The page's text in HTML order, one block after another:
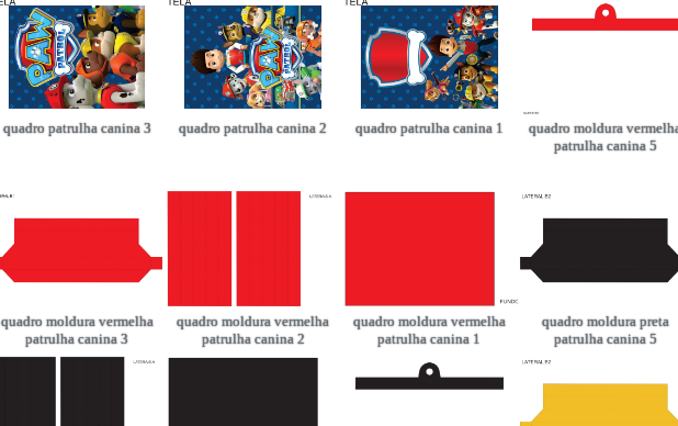
quadro patrulha canina 3 quadro patrulha canina 2 quadro patrulha canina 1
quadro moldura
patrulha canina 5
quadro moldura vermelha
patrulha canina 3
quadro moldura vermelha
patrulha canina 2
quadro moldura vermelha
patrulha canina 1
quadro moldura preta
patrulha canina 5